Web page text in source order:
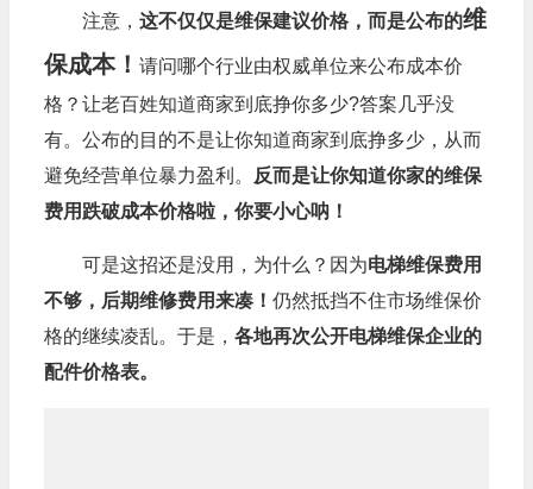
保成本！
请问哪个行业由权威单位来公布成本价
格？让老百姓知道商家到底挣你多少?答案几乎没
有。公布的目的不是让你知道商家到底挣多少，从而
避免经营单位暴力盈利。反而是让你知道你家的维保
费用跌破成本价格啦，你要小心呐！
不够，后期维修费用来凑！仍然抵挡不住市场维保价
格的继续凌乱。于是，各地再次公开电梯维保企业的
配件价格表。